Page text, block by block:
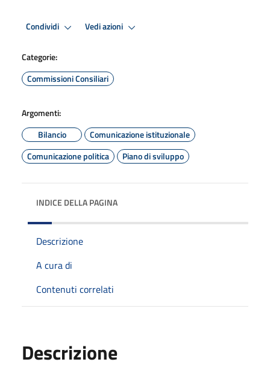
Condividi Vedi azioni
Categorie:
Commissioni Consiliari
Argomenti:
Bilancio
Comunicazione istituzionale
Comunicazione politica
Piano di sviluppo
INDICE DELLA PAGINA
Descrizione
A cura di
Contenuti correlati
Descrizione